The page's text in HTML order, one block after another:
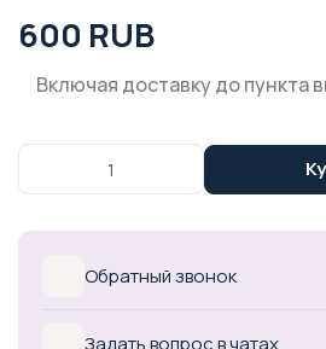
600 RUB
Включая доставку до пункта
Обратный звонок
Задать вопрос в чатах